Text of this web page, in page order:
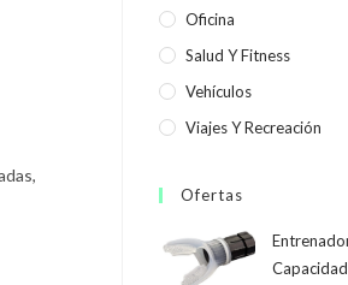
Oficina
Salud Y Fitness
Vehículos
Viajes Y Recreación
Ofertas